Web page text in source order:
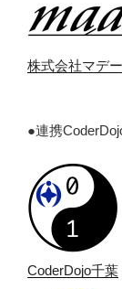
株式会社マデ
●連携
CoderDojo千葉